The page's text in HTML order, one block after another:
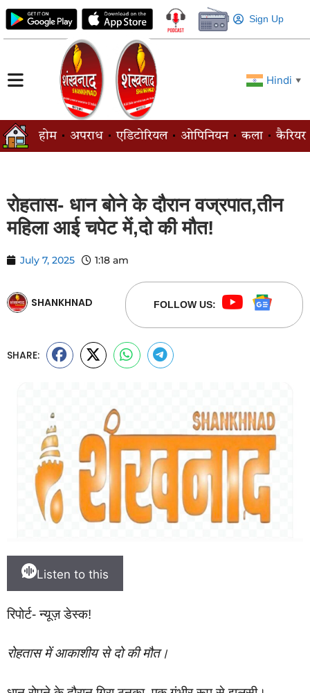
Sign Up
Hindi ▼
होम अपराध एडिटोरियल ओपिनियन कला कैरियर
रोहतास- धान बोने के दौरान वज्रपात,तीन
महिला आई चपेट में,दो की मौत!
July 7, 2025 1:18 am
SHANKHNAD FOLLOW US:
SHARE:
Listen to this
रिपोर्ट- न्यूज़ डेस्क!
रोहतास में आकाशीय से दो की मौत।